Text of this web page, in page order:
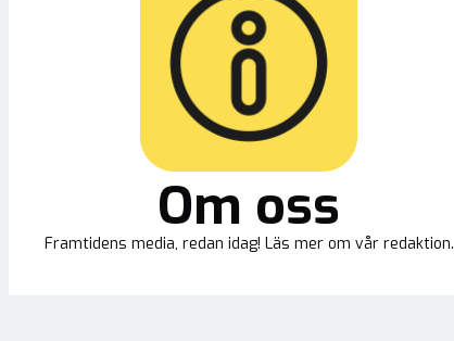
Om oss
Framtidens media, redan idag! Läs mer om vår redaktion.